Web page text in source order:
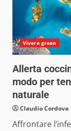
Vivere green
Allerta
modo per
naturale
Claudio Cordova
Affrontare